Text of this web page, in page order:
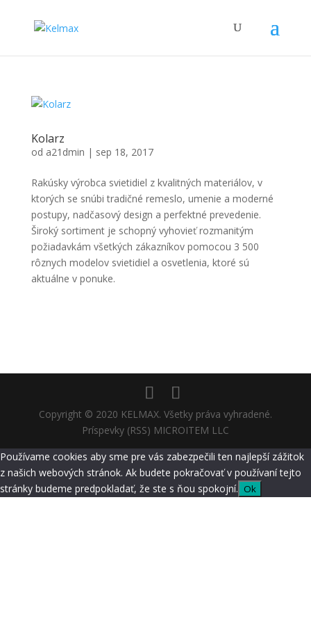
Kolarz
od a21dmin | sep 18, 2017
Rakúsky výrobca svietidiel z kvalitných materiálov, v
ktorých se snúbi tradičné remeslo, umenie a moderné
postupy, nadčasový design a perfektné prevedenie.
Široký sortiment je schopný vyhovieť rozmanitým
požiadavkám všetkých zákazníkov pomocou 3 500
rôznych modelov svietidiel a osvetlenia, ktoré sú
aktuálne v ponuke.
Copyright © 2020 KELMAX. Všetky práva vyhradené.
Príspevky (RSS) MICROITEM LLC
Používame cookies aby sme pre vás zabezpečili ten najlepší zážitok
z našich webových stránok. Ak budete pokračovať v používaní tejto
stránky budeme predpokladať, že ste s ňou spokojní. Ok